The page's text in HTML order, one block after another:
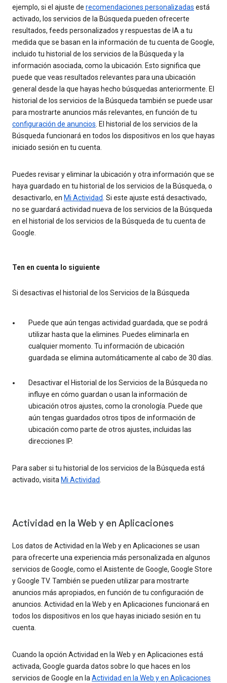
ejemplo, si el ajuste de recomendaciones personalizadas está
activado, los servicios de la Búsqueda pueden ofrecerte
resultados, feeds personalizados y respuestas de IA a tu
medida que se basan en la información de tu cuenta de Google,
incluido tu historial de los servicios de la Búsqueda y la
información asociada, como la ubicación. Esto significa que
puede que veas resultados relevantes para una ubicación
general desde la que hayas hecho búsquedas anteriormente. El
historial de los servicios de la Búsqueda también se puede usar
para mostrarte anuncios más relevantes, en función de tu
configuración de anuncios. El historial de los servicios de la
Búsqueda funcionará en todos los dispositivos en los que hayas
iniciado sesión en tu cuenta.
Puedes revisar y eliminar la ubicación y otra información que se
haya guardado en tu historial de los servicios de la Búsqueda, o
desactivarlo, en Mi Actividad. Si este ajuste está desactivado,
no se guardará actividad nueva de los servicios de la Búsqueda
en el historial de los servicios de la Búsqueda de tu cuenta de
Google.
Ten en cuenta lo siguiente
Si desactivas el historial de los Servicios de la Búsqueda
Puede que aún tengas actividad guardada, que se podrá
utilizar hasta que la elimines. Puedes eliminarla en
cualquier momento. Tu información de ubicación
guardada se elimina automáticamente al cabo de 30 días.
Desactivar el Historial de los Servicios de la Búsqueda no
influye en cómo guardan o usan la información de
ubicación otros ajustes, como la cronología. Puede que
aún tengas guardados otros tipos de información de
ubicación como parte de otros ajustes, incluidas las
direcciones IP.
Para saber si tu historial de los servicios de la Búsqueda está
activado, visita Mi Actividad.
Actividad en la Web y en Aplicaciones
Los datos de Actividad en la Web y en Aplicaciones se usan
para ofrecerte una experiencia más personalizada en algunos
servicios de Google, como el Asistente de Google, Google Store
y Google TV. También se pueden utilizar para mostrarte
anuncios más apropiados, en función de tu configuración de
anuncios. Actividad en la Web y en Aplicaciones funcionará en
todos los dispositivos en los que hayas iniciado sesión en tu
cuenta.
Cuando la opción Actividad en la Web y en Aplicaciones está
activada, Google guarda datos sobre lo que haces en los
servicios de Google en laActividad en la Web y en Aplicaciones